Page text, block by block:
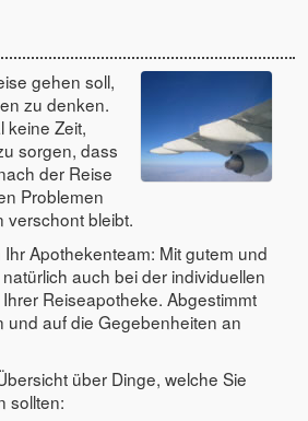
gehen soll,
zu denken.
keine Zeit,
sorgen, dass
der Reise
Problemen
verschont bleibt.
Apothekenteam: Mit gutem und
auch bei der individuellen
Reiseapotheke. Abgestimmt
und auf die Gegebenheiten an
über Dinge, welche Sie
sollten: